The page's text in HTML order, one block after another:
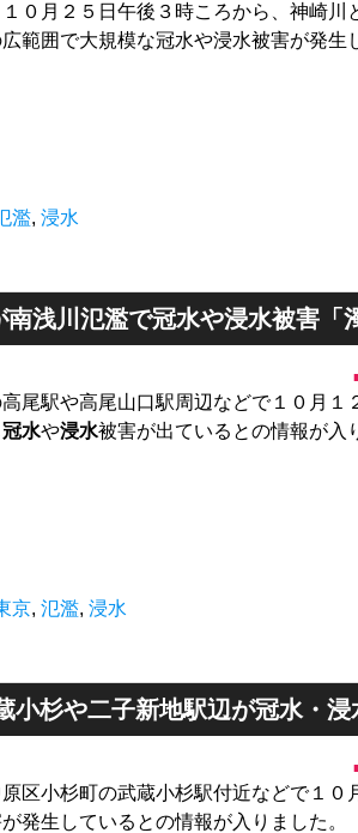
０月２５日午後３時ころから、神崎川
範囲で大規模な冠水や浸水被害が発生
濫, 浸水
浅川氾濫で冠水や浸水被害「
尾駅や高尾山口駅周辺などで１０月１
冠水や浸水被害が出ているとの情報が入
京, 氾濫, 浸水
小杉や二子新地駅辺が冠水・
区小杉町の武蔵小杉駅付近などで１０
発生しているとの情報が入りました。